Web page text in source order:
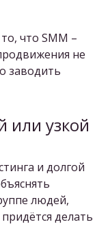
что SMM –
не
заводить
или узкой
и долгой
людей,
делать